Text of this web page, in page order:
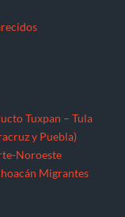
Tuxpan – Tula
y Puebla)
Noroeste
Migrantes